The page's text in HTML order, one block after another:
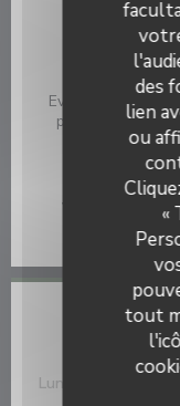
des
lien
ou
«
tout
Salon
Evénements
privé, Parking,
Visa, Titres
Lundi